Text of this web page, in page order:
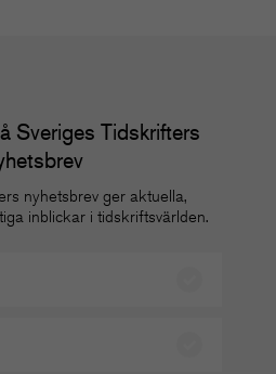
Sveriges Tidskrifters
nyhetsbrev ger aktuella,
inblickar i tidskriftsvärlden.